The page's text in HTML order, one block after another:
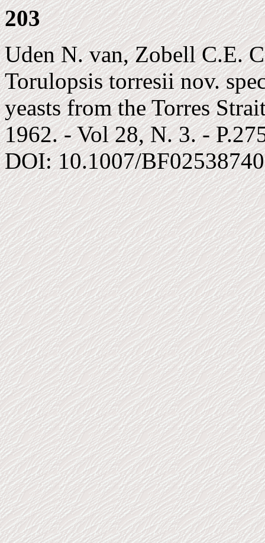
203
Uden N. van, Zobell C.E.
Torulopsis torresii nov.
yeasts from the Torres
1962. - Vol 28, N. 3. -
DOI: 10.1007/